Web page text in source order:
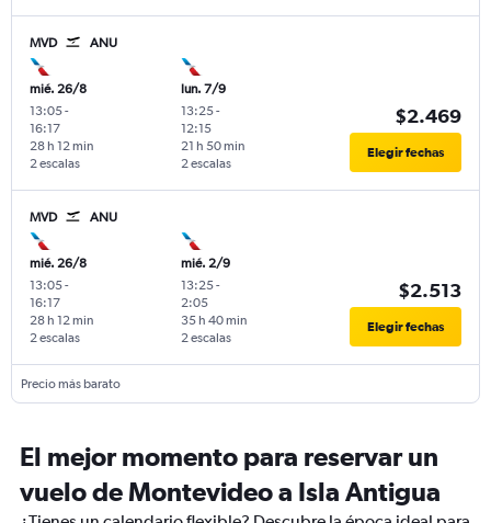
MVD ANU
mié. 26/8
13:05-
16:17
2 escalas
28 h 12 min
lun. 7/9
13:25-
12:15
2 escalas
21 h 50 min
$2.469
Elegir fechas
MVD ANU
mié. 26/8
13:05-
16:17
2 escalas
28 h 12 min
mié. 2/9
13:25-
2:05
2 escalas
35 h 40 min
$2.513
Elegir fechas
Precio más barato
El mejor momento para reservar un
vuelo de Montevideo a Isla Antigua